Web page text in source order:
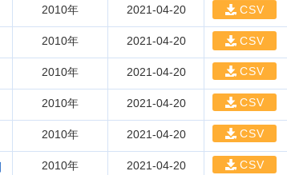
2010年 2021-04-20 CSV
2010年 2021-04-20 CSV
2010年 2021-04-20 CSV
2010年 2021-04-20 CSV
2010年 2021-04-20 CSV
2010年 2021-04-20 CSV